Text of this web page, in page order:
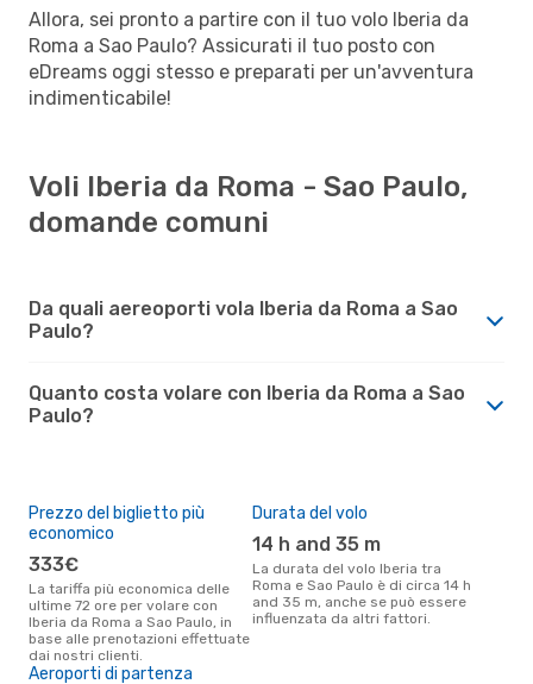
Allora, sei pronto a partire con il tuo volo Iberia da
Roma a Sao Paulo? Assicurati il tuo posto con
eDreams oggi stesso e preparati per un'avventura
indimenticabile!
Voli Iberia da Roma - Sao Paulo,
domande comuni
Da quali aereoporti vola Iberia da Roma a Sao
Paulo?
Quanto costa volare con Iberia da Roma a Sao
Paulo?
Prezzo del biglietto più
economico
333€
La tariffa più economica delle
ultime 72 ore per volare con
Iberia da Roma a Sao Paulo, in
base alle prenotazioni effettuate
dai nostri clienti.
Durata del volo
14 h and 35 m
La durata del volo Iberia tra
Roma e Sao Paulo è di circa 14 h
and 35 m, anche se può essere
influenzata da altri fattori.
Aeroporti di partenza